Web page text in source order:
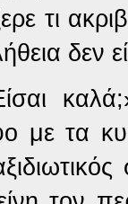
τι
δεν
με τα